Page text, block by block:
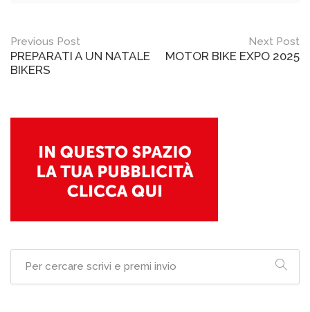
Post
navigation
Previous Post
PREPARATI A UN NATALE
BIKERS
Next Post
MOTOR BIKE EXPO 2025